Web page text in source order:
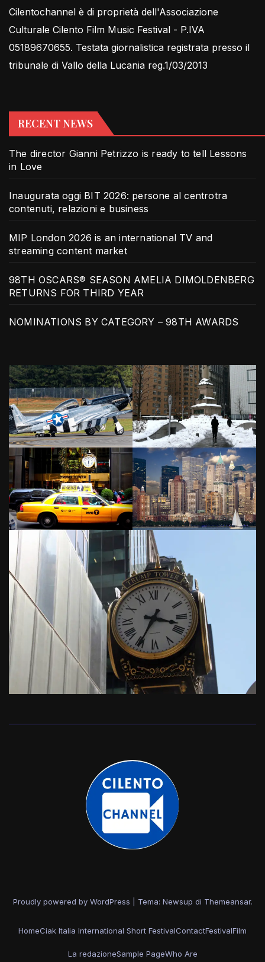
Cilentochannel è di proprietà dell'Associazione
Culturale Cilento Film Music Festival - P.IVA
05189670655. Testata giornalistica registrata presso il
tribunale di Vallo della Lucania reg.1/03/2013
RECENT NEWS
The director Gianni Petrizzo is ready to tell Lessons
in Love
Inaugurata oggi BIT 2026: persone al centrotra
contenuti, relazioni e business
MIP London 2026 is an international TV and
streaming content market
98TH OSCARS® SEASON AMELIA DIMOLDENBERG
RETURNS FOR THIRD YEAR
NOMINATIONS BY CATEGORY – 98TH AWARDS
Proudly powered by WordPress Tema: Newsup di Themeansar.
HomeCiak Italia International Short FestivalContactFestivalFilm
La redazioneSample PageWho Are